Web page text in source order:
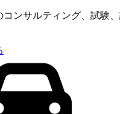
コンサルティング、試験